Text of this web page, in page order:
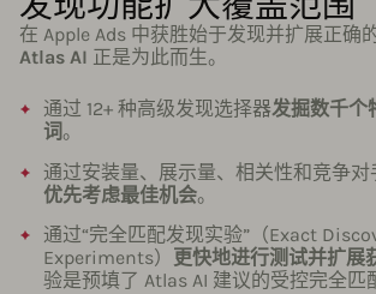
在 Apple Ads 中获胜始于发现并扩展正确
Atlas AI 正是为此而生。
通过 12+ 种高级发现选择器发掘数千个
词 。
通过安装量、展示量、相关性和竞争对
优先考虑最佳机会。
通过“完全匹配发现实验”（Exact
Experiments） 更快地进行测试并扩展
验是预填了 Atlas AI 建议的受控完全匹